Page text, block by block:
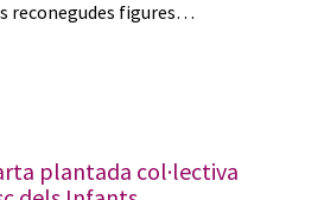
reconegudes figures…
plantada col·lectiva